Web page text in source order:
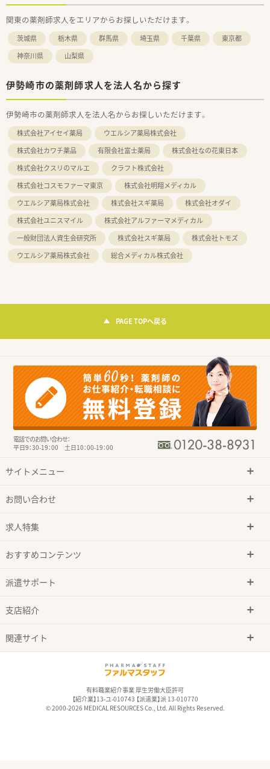
関東の薬剤師求人をエリアからお探しいただけます。
茨城県 栃木県 群馬県 埼玉県 千葉県
東京都
神奈川県
山梨県
伊勢崎市の薬剤師求人を法人名から探す
伊勢崎市の薬剤師求人を法人名からお探しいただけます。
株式会社アイセイ薬局
ウエルシア薬局株式会社
株式会社カワチ薬品
有限会社富士薬局
株式会社なの花東日本
株式会社クスリのマルエ
クラフト株式会社
株式会社コスモファーマ東京
株式会社明翔メディカル
ウエルシア薬局株式会社
株式会社スギ薬局
株式会社オダイ
株式会社ユニスマイル
株式会社アルファーマメディカル
一般財団法人資生会研究所
株式会社スギ薬局
株式会社トモズ
ウエルシア薬局株式会社
総合メディカル株式会社
PAGE TOPへ戻る
電話でのお問い合わせ：
平日9：30-19：00 土日10：00-19：00
サイトメニュー
お問い合わせ
求人特集
おすすめコンテンツ
派遣サポート
支店紹介
関連サイト
有料職業紹介事業 厚生労働大臣許可
【紹介業】13-ユ-010743 【派遣業】派 13-010770
© 2000-2026 MEDICAL RESOURCES Co., Ltd. All Rights Reserved.